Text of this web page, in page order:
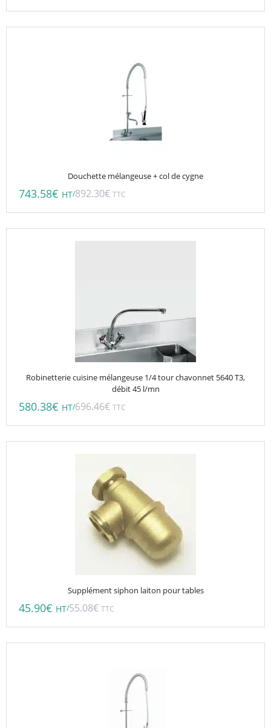
Douchette mélangeuse + col de cygne
743.58€ HT/892.30€ TTC
Robinetterie cuisine mélangeuse 1/4 tour chavonnet 5640 T3,
débit 45 l/mn
580.38€ HT/696.46€ TTC
Supplément siphon laiton pour tables
45.90€ HT/55.08€ TTC